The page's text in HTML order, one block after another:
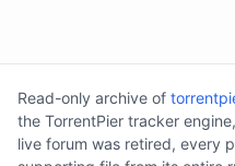
Read-only archive of
the TorrentPier tracker
live forum was retired, every